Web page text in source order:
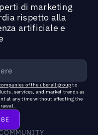
di marketing
rispetto alla
artificiale e
of the uberall groupto
services, and market trends as
at any time without affecting the